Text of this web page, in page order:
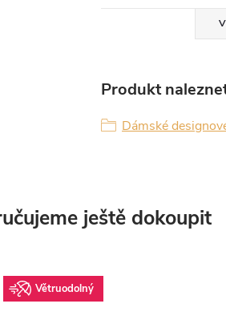
Produkt
Dámské
ještě dokoupit
Větruodolný